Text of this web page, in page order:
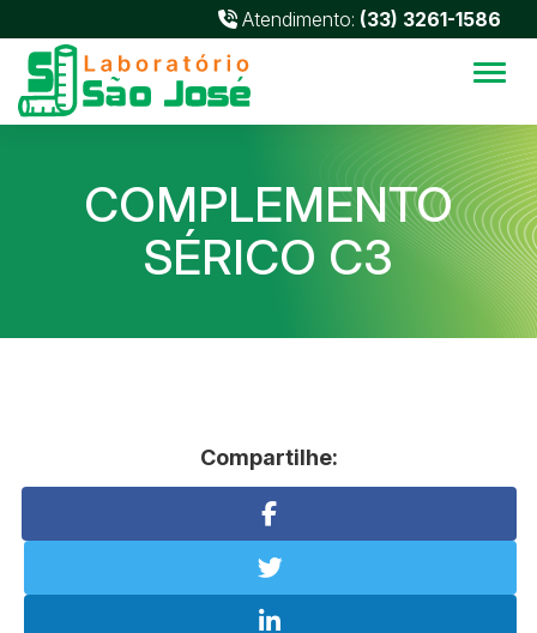
Atendimento: (33) 3261-1586
COMPLEMENTO
SÉRICO C3
Compartilhe: